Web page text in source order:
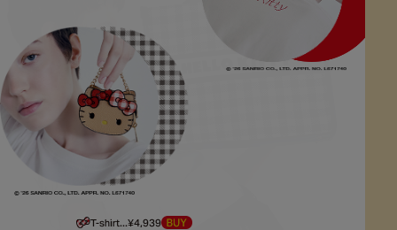
T-shirt...¥4,939